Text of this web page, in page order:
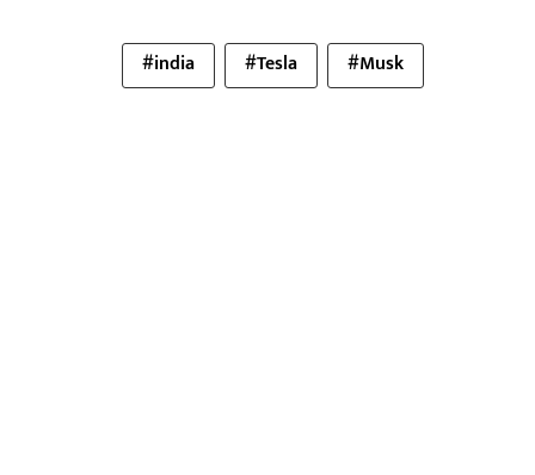
#india #Tesla #Musk